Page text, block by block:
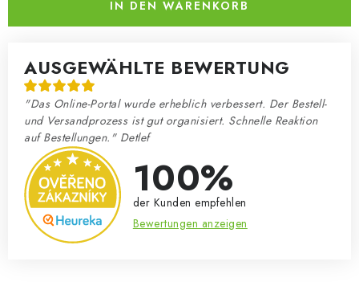
IN DEN WARENKORB
AUSGEWÄHLTE BEWERTUNG
"Das Online-Portal wurde erheblich verbessert. Der Bestell-
und Versandprozess ist gut organisiert. Schnelle Reaktion
auf Bestellungen." Detlef
100%
der Kunden empfehlen
Bewertungen anzeigen